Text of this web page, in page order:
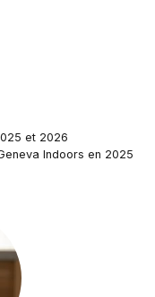
et 2026
Indoors en 2025